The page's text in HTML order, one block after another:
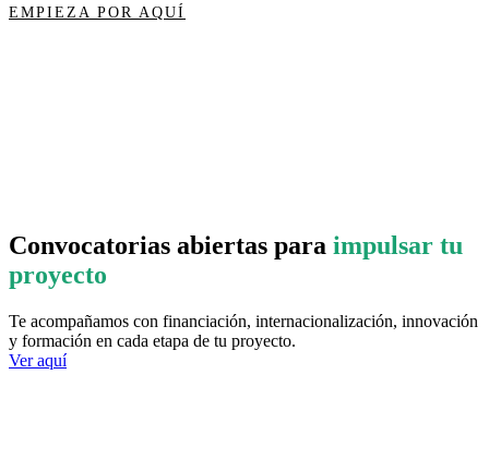
EMPIEZA POR AQUÍ
Convocatorias abiertas para impulsar tu
proyecto
Te acompañamos con financiación, internacionalización, innovación
y formación en cada etapa de tu proyecto.
Ver aquí